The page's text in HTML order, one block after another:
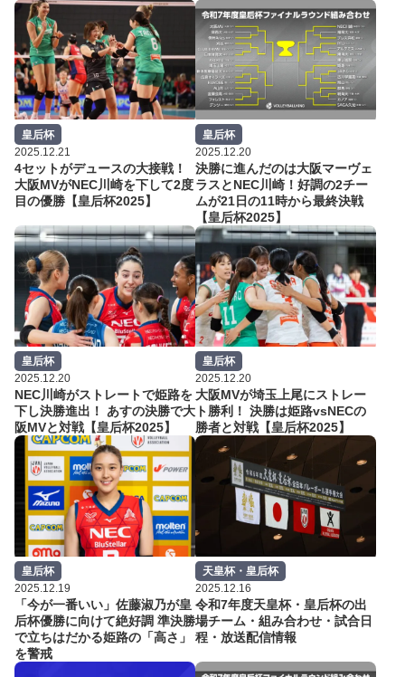
皇后杯
2025.12.21
4セットがデュースの大接戦！
大阪MVがNEC川崎を下して2度
目の優勝【皇后杯2025】
皇后杯
2025.12.20
決勝に進んだのは大阪マーヴェ
ラスとNEC川崎！好調の2チー
ムが21日の11時から最終決戦
【皇后杯2025】
皇后杯
2025.12.20
NEC川崎がストレートで姫路を
下し決勝進出！ あすの決勝で大
阪MVと対戦【皇后杯2025】
皇后杯
2025.12.20
大阪MVが埼玉上尾にストレー
ト勝利！ 決勝は姫路vsNECの
勝者と対戦【皇后杯2025】
皇后杯
2025.12.19
「今が一番いい」佐藤淑乃が皇
后杯優勝に向けて絶好調 準決勝
で立ちはだかる姫路の「高さ」
を警戒
天皇杯・皇后杯
2025.12.16
令和7年度天皇杯・皇后杯の出
場チーム・組み合わせ・試合日
程・放送配信情報